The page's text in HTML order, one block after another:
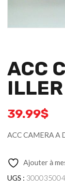
ACC
39.99$
ACC CAMERA A
Ajouter à
UGS : 300035004